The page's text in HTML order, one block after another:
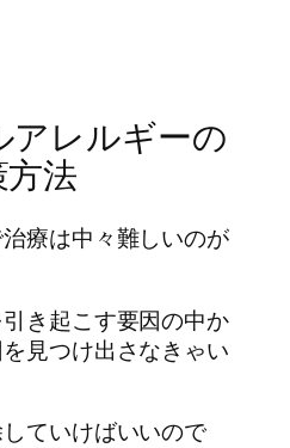
アレルギーの
法
療は中々難しいのが
き起こす要因の中か
見つけ出さなきゃい
ていけばいいので